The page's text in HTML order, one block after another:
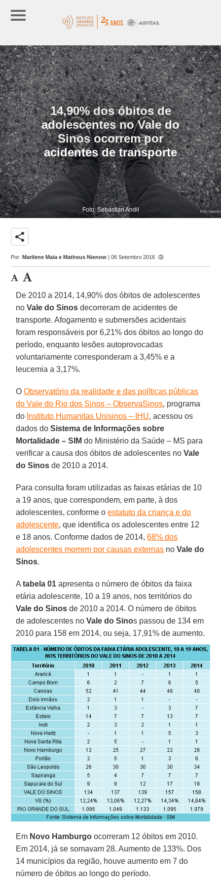
14,90% dos óbitos de
adolescentes no Vale do
Sinos ocorrem por
acidentes de transporte
Foto: Sebastian Andil
share
Por:Marilene Maia e Matheus Nienow | 06 Setembro 2016
De 2010 a 2014, 14,90% dos óbitos de adolescentes
noVale do Sinos decorreram de acidentes de
transporte. Afogamento e submersões acidentais
foram responsáveis por 6,21% dos óbitos ao longo do
período, enquanto lesões autoprovocadas
voluntariamente corresponderam a 3,45% e a
leucemia a 3,17%.
OObservatório da realidade e das políticas públicas
do Vale do Rio dos Sinos – ObservaSinos, programa
do Instituto Humanitas Unisinos – IHU, acessou os
dados doSistema de Informações sobre
Mortalidade – SIM do Ministério da Saúde – MS para
verificar a causa dos óbitos de adolescentes noVale
do Sinos de 2010 a 2014.
Para consulta foram utilizadas as faixas etárias de 10
a 19 anos, que correspondem, em parte, à dos
adolescentes, conforme oestatuto da criança e do
adolescente, que identifica os adolescentes entre 12
e 18 anos. Conforme dados de 2014,68% dos
adolescentes morrem por causas externas no Vale do
Sinos.
Atabela 01 apresenta o número de óbitos da faixa
etária adolescente, 10 a 19 anos, nos territórios do
Vale do Sinos de 2010 a 2014. O número de óbitos
de adolescentes noVale do Sinos passou de 134 em
2010 para 158 em 2014, ou seja, 17,91% de aumento.
Em Novo Hamburgo ocorreram 12 óbitos em 2010.
Em 2014, já se somavam 28. Aumento de 133%. Dos
14 municípios da região, houve aumento em 7 do
número de óbitos ao longo do período.